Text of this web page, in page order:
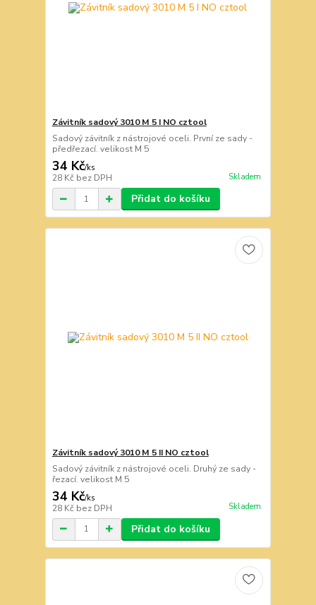
Závitník sadový 3010 M 5 I NO cztool
Sadový závitník z nástrojové oceli. První ze sady -
předřezací. velikost M 5
34 Kč/ks
28 Kč bez DPH Skladem
Přidat do košíku
Závitník sadový 3010 M 5 II NO cztool
Sadový závitník z nástrojové oceli. Druhý ze sady -
řezací. velikost M 5
34 Kč/ks
28 Kč bez DPH Skladem
Přidat do košíku